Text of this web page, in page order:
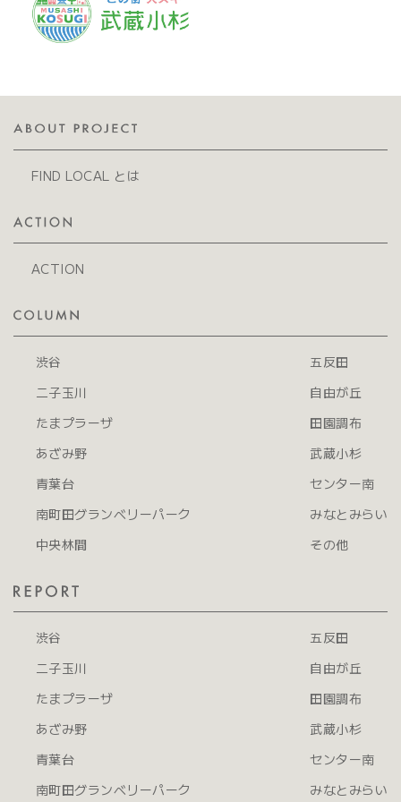
FIND LOCAL とは
ACTION
渋谷
二子玉川
たまプラーザ
あざみ野
青葉台
南町田グランベリーパーク
中央林間
五反田
自由が丘
田園調布
武蔵小杉
センター南
みなとみらい
その他
渋谷
二子玉川
たまプラーザ
あざみ野
青葉台
南町田グランベリーパーク
五反田
自由が丘
田園調布
武蔵小杉
センター南
みなとみらい